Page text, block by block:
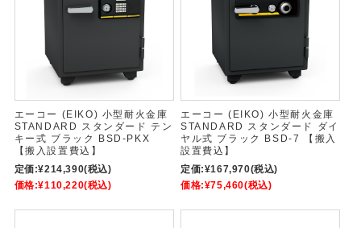
エーコー (EIKO) 小型耐火金庫
STANDARD スタンダード テン
キー式 ブラック BSD-PKX
【搬入設置費込】
定価:¥214,390(税込)
価格:¥110,220(税込)
エーコー (EIKO) 小型耐火金庫
STANDARD スタンダード ダイ
ヤル式 ブラック BSD-7 【搬入
設置費込】
定価:¥167,970(税込)
価格:¥75,460(税込)